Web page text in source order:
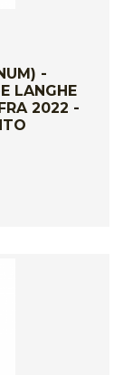
-
LANGHE
2022 -